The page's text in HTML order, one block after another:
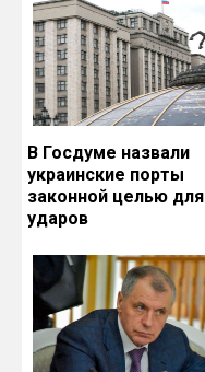
В Госдуме назвали
украинские порты
законной целью для
ударов